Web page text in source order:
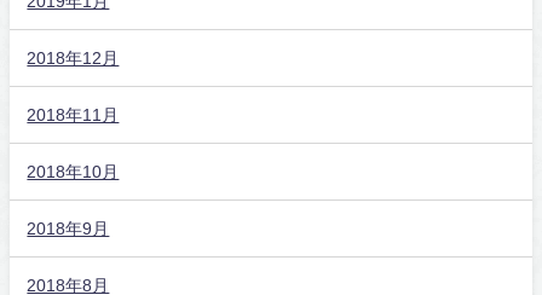
2018年12月
2018年11月
2018年10月
2018年9月
2018年8月